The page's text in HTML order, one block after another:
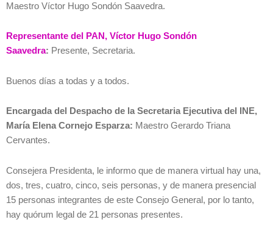
Maestro Víctor Hugo Sondón Saavedra.
Representante del PAN, Víctor Hugo Sondón
Saavedra: Presente, Secretaria.
Buenos días a todas y a todos.
Encargada del Despacho de la Secretaria Ejecutiva del INE,
María Elena Cornejo Esparza: Maestro Gerardo Triana
Cervantes.
Consejera Presidenta, le informo que de manera virtual hay una,
dos, tres, cuatro, cinco, seis personas, y de manera presencial
15 personas integrantes de este Consejo General, por lo tanto,
hay quórum legal de 21 personas presentes.